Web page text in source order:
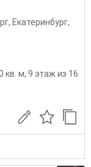
, Екатеринбург,
кв. м, 9 этаж из 16